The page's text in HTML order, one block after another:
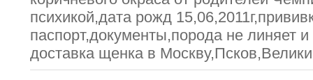
психикой,дата рожд
паспорт,документы,порода не линяет
доставка щенка в